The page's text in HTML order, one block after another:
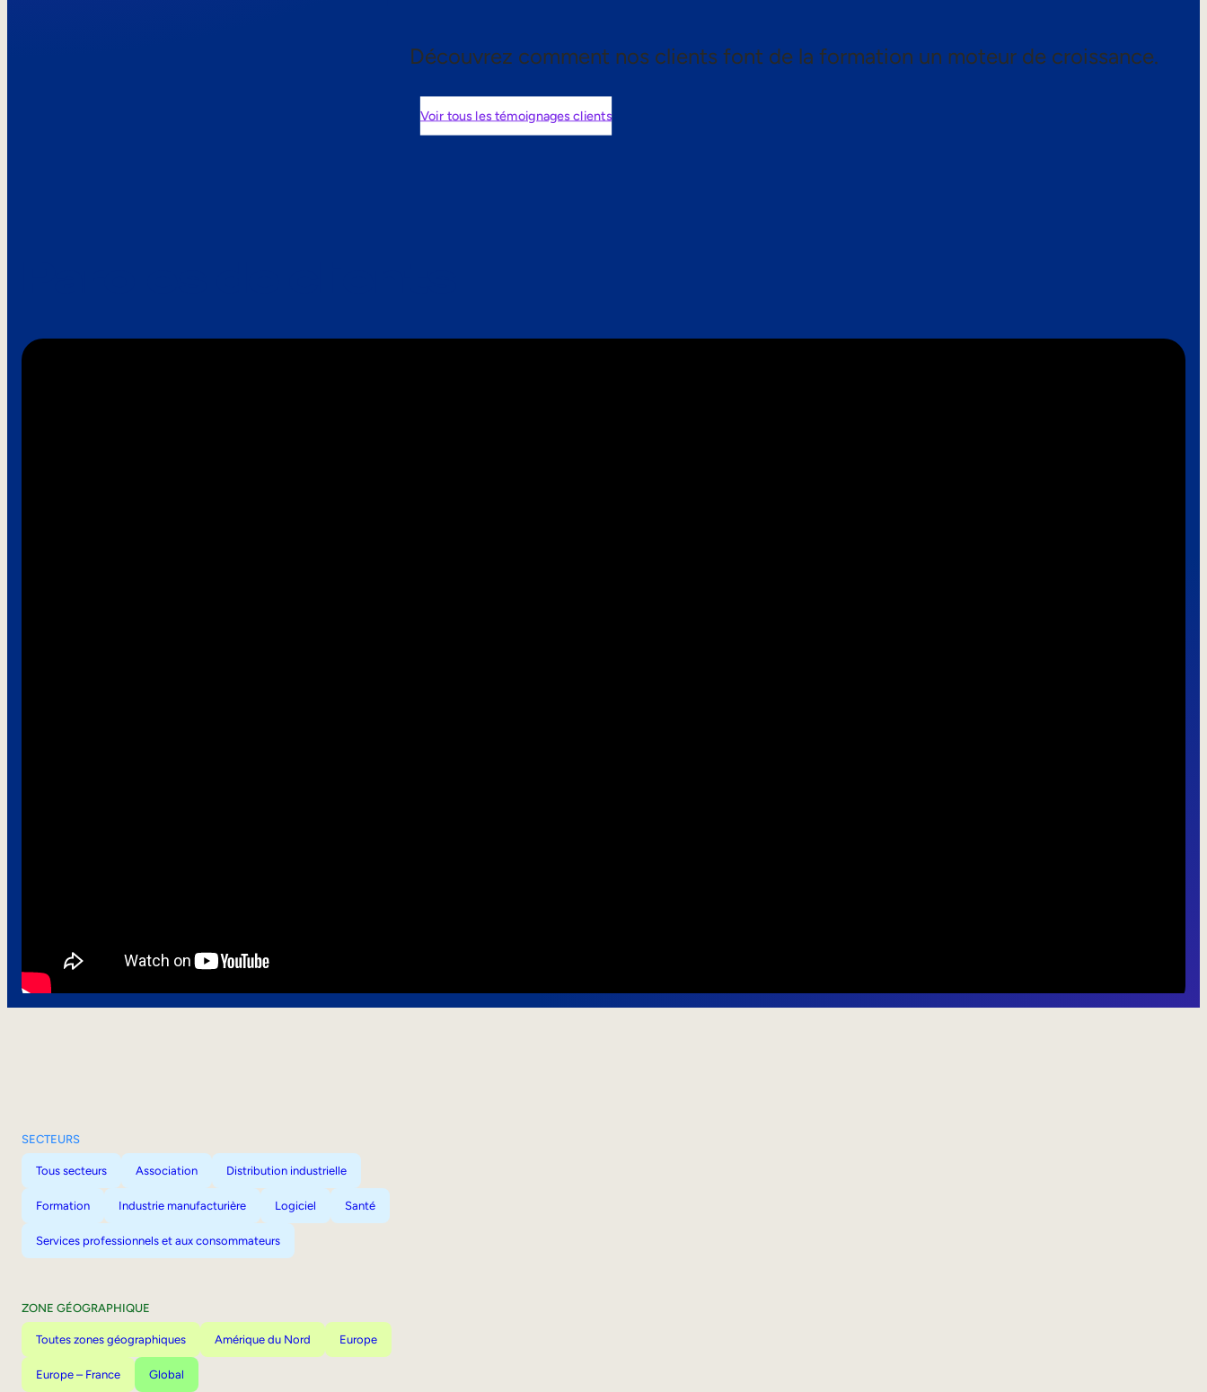
Découvrez comment nos clients font de la formation un moteur de croissance.
Voir tous les témoignages clients
SECTEURS
Tous secteurs Association Distribution industrielle
Formation Industrie manufacturière Logiciel Santé
Services professionnels et aux consommateurs
ZONE GÉOGRAPHIQUE
Toutes zones géographiques Amérique du Nord Europe
Europe – France Global